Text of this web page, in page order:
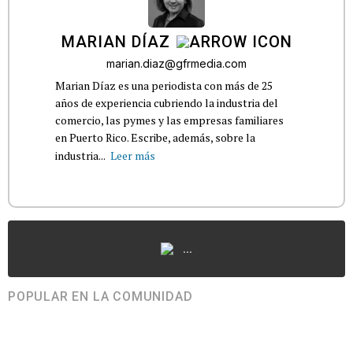
MARIAN DÍAZ
marian.diaz@gfrmedia.com
Marian Díaz es una periodista con más de 25
años de experiencia cubriendo la industria del
comercio, las pymes y las empresas familiares
en Puerto Rico. Escribe, además, sobre la
industria... Leer más
...
POPULAR EN LA COMUNIDAD